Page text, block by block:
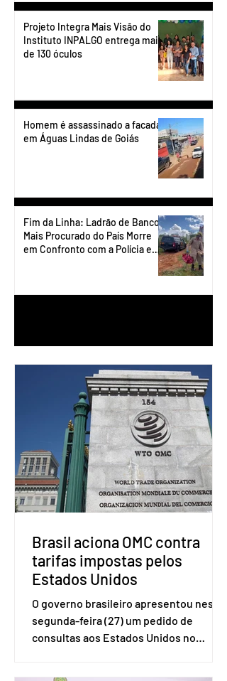
Projeto Integra Mais Visão do
Instituto INPALGO entrega mais
de 130 óculos
Homem é assassinado a facadas
em Águas Lindas de Goiás
Fim da Linha: Ladrão de Banco
Mais Procurado do País Morre
em Confronto com a Polícia em
Brasil aciona OMC contra
tarifas impostas pelos
Estados Unidos
O governo brasileiro apresentou nesta
segunda-feira (27) um pedido de
consultas aos Estados Unidos no